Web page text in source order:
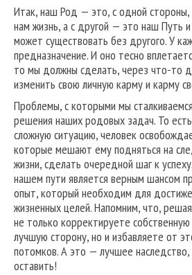
Итак, наш Род — это, с одной
нам жизнь, а с другой — это наш Путь
может существовать без другого. У
предназначение. И оно тесно
то мы должны сделать, через что-то
изменить свою личную карму и карму
Проблемы, с которыми мы
решения наших родовых задач. То
сложную ситуацию, человек
которые мешают ему подняться на
жизни, сделать очередной шаг к
нашем пути является верным шансом
опыт, который необходим для
жизненных целей. Напомним, что,
не только корректируете
лучшую сторону, но и избавляете от
потомков. А это — лучшее
оставить!